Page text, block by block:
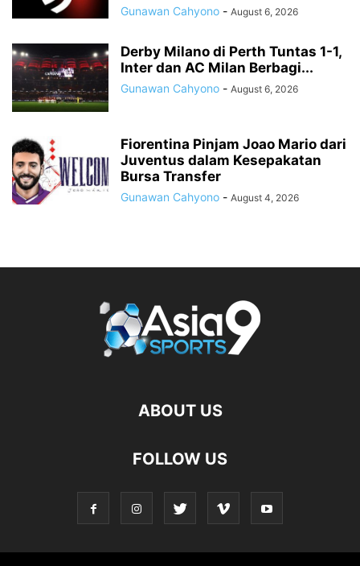
Gunawan Cahyono - August 6, 2026
Derby Milano di Perth Tuntas 1-1,
Inter dan AC Milan Berbagi...
Gunawan Cahyono - August 6, 2026
Fiorentina Pinjam Joao Mario dari
Juventus dalam Kesepakatan
Bursa Transfer
Gunawan Cahyono - August 4, 2026
ABOUT US
FOLLOW US